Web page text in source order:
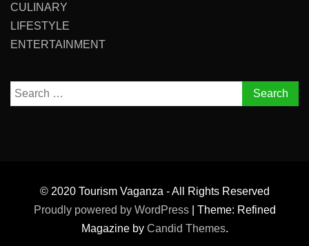
CULINARY
LIFESTYLE
ENTERTAINMENT
Search
for:
© 2020 Tourism Vaganza - All Rights Reserved
Proudly powered by WordPress
Theme: Refined
Magazine by Candid Themes.